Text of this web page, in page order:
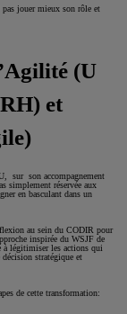
jouer mieux son rôle et
(U
et
sur son accompagnement
simplement réservée aux
en basculant dans un
au sein du CODIR pour
inspirée du WSJF de
à légitimiser les actions qui
stratégique et
de cette transformation: